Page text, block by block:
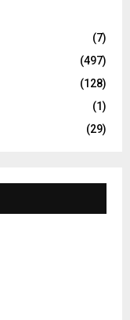
(7)
(497)
(128)
(1)
(29)